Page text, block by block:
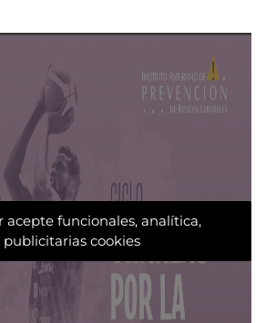
acepte funcionales, analítica,
publicitarias cookies